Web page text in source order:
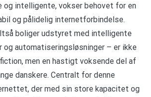
og intelligente, vokser behovet for en
og pålidelig internetforbindelse.
boliger udstyret med intelligente
og automatiseringsløsninger – er ikke
men en hastigt voksende del af
danskere. Centralt for denne
der med sin store kapacitet og